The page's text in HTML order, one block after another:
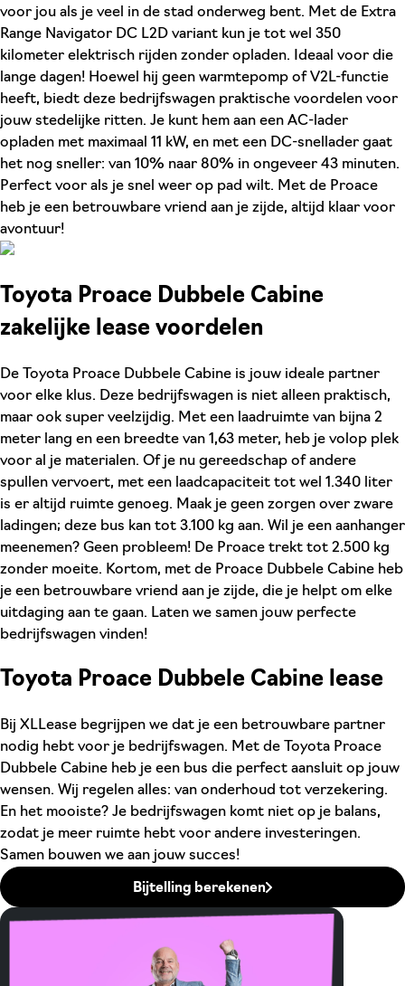
voor jou als je veel in de stad onderweg bent. Met de Extra
Range Navigator DC L2D variant kun je tot wel 350
kilometer elektrisch rijden zonder opladen. Ideaal voor die
lange dagen! Hoewel hij geen warmtepomp of V2L-functie
heeft, biedt deze bedrijfswagen praktische voordelen voor
jouw stedelijke ritten. Je kunt hem aan een AC-lader
opladen met maximaal 11 kW, en met een DC-snellader gaat
het nog sneller: van 10% naar 80% in ongeveer 43 minuten.
Perfect voor als je snel weer op pad wilt. Met de Proace
heb je een betrouwbare vriend aan je zijde, altijd klaar voor
avontuur!
Toyota Proace Dubbele Cabine
zakelijke lease voordelen
De Toyota Proace Dubbele Cabine is jouw ideale partner
voor elke klus. Deze bedrijfswagen is niet alleen praktisch,
maar ook super veelzijdig. Met een laadruimte van bijna 2
meter lang en een breedte van 1,63 meter, heb je volop plek
voor al je materialen. Of je nu gereedschap of andere
spullen vervoert, met een laadcapaciteit tot wel 1.340 liter
is er altijd ruimte genoeg. Maak je geen zorgen over zware
ladingen; deze bus kan tot 3.100 kg aan. Wil je een aanhanger
meenemen? Geen probleem! De Proace trekt tot 2.500 kg
zonder moeite. Kortom, met de Proace Dubbele Cabine heb
je een betrouwbare vriend aan je zijde, die je helpt om elke
uitdaging aan te gaan. Laten we samen jouw perfecte
bedrijfswagen vinden!
Toyota Proace Dubbele Cabine lease
Bij XLLease begrijpen we dat je een betrouwbare partner
nodig hebt voor je bedrijfswagen. Met de Toyota Proace
Dubbele Cabine heb je een bus die perfect aansluit op jouw
wensen. Wij regelen alles: van onderhoud tot verzekering.
En het mooiste? Je bedrijfswagen komt niet op je balans,
zodat je meer ruimte hebt voor andere investeringen.
Samen bouwen we aan jouw succes!
Bijtelling berekenen